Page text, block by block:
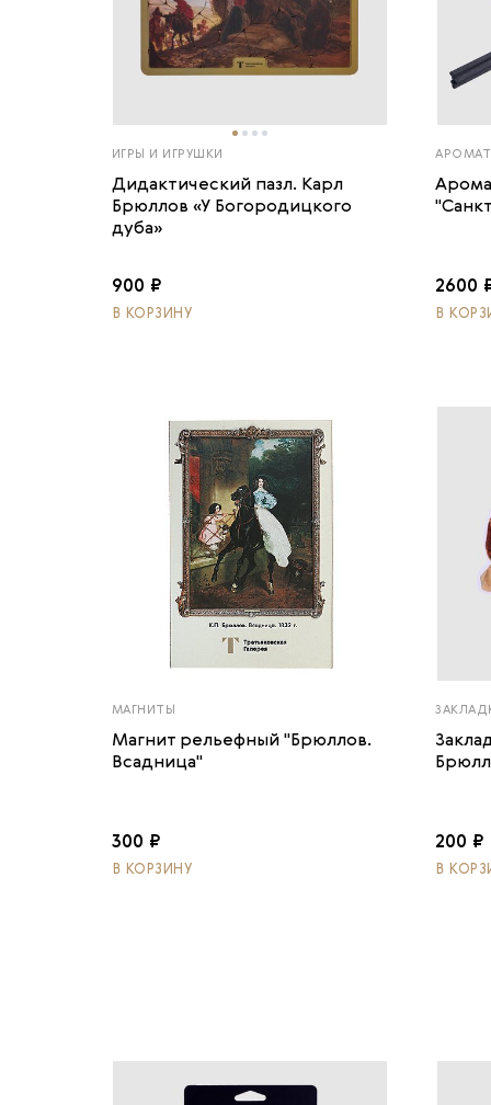
ИГРЫ И ИГРУШКИ
Дидактический пазл. Карл
Брюллов «У Богородицкого
дуба»
900 ₽
В КОРЗИНУ
2600
В
МАГНИТЫ
Магнит рельефный "Брюллов.
Всадница"
300 ₽
В КОРЗИНУ
200 ₽
В